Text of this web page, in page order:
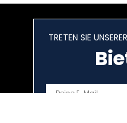
TRETEN SIE